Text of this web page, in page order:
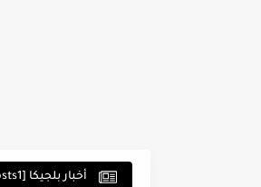
أخبار بلجيكا [posts1]